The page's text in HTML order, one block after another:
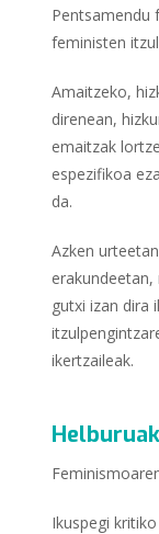
Pentsamendu
feministen
Amaitzeko,
direnean,
emaitzak
espezifikoa
da.
Azken
gutxi izan dira
ikertzaileak.
Helburuak
Ikuspegi